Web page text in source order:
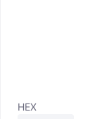
HEX